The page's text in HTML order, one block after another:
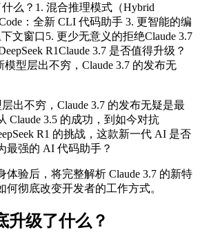
什么？1. 混合推理模式（Hybrid
Code：全新 CLI 代码助手 3. 更智能的编
文窗口5. 更少无意义的拒绝Claude 3.7
R1Claude 3.7 是否值得升级？
型层出不穷，Claude 3.7 的发布无
出不穷，Claude 3.7 的发布无疑是最
Claude 3.5 的成功，到如今对抗
R1 的挑战，这款新一代 AI 是否
最强的 AI 代码助手？
体验后，将完整解析 Claude 3.7 的新特
何彻底改变开发者的工作方式。
升级了什么？